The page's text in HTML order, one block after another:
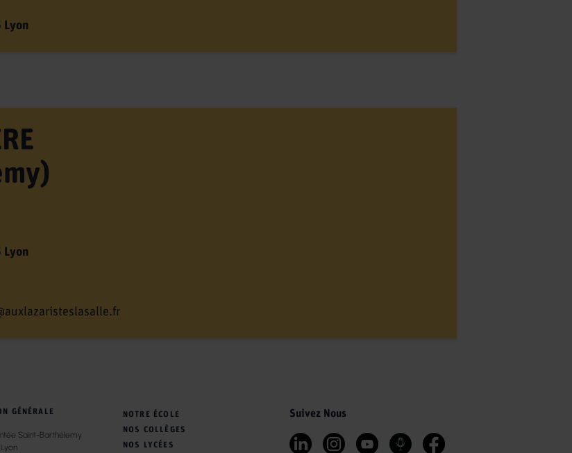
GÉNÉRALE
Saint-Barthélemy
NOTRE ÉCOLE
NOS COLLÈGES
NOS LYCÉES
Suivez Nous